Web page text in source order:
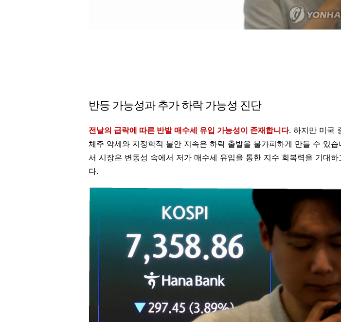
반등 가능성과 추가 하락 가능성 진단
전날의 급락에 따른 반발 매수세 유입 가능성이 존재합니다. 하지만 미국
체주 약세와 지정학적 불안 지속은 하락 출발을 불가피하게 만들 수 있습
서 시장은 변동성 속에서 저가 매수세 유입을 통한 지수 회복력을 기대하
다.